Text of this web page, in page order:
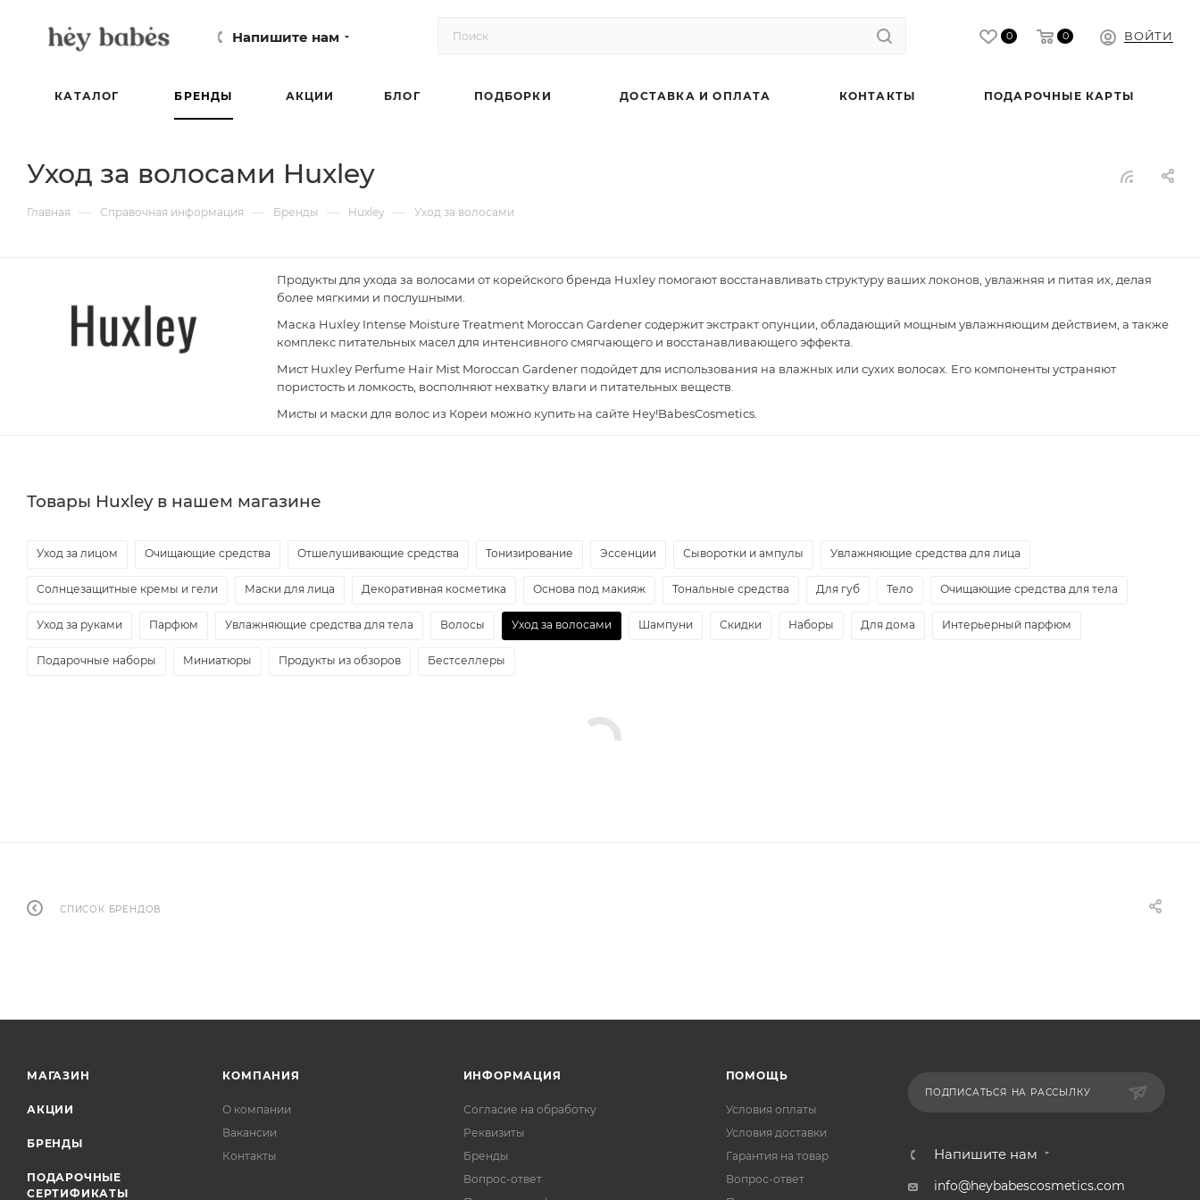
Напишите нам 0 0 ВОЙТИ
КАТАЛОГ БРЕНДЫ АКЦИИ БЛОГ ПОДБОРКИ ДОСТАВКА И ОПЛАТА КОНТАКТЫ ПОДАРОЧНЫЕ КАРТЫ
Уход за волосами Huxley
Главная — Справочная информация — Бренды — Huxley — Уход за волосами
Продукты для ухода за волосами от корейского бренда Huxley помогают восстанавливать структуру ваших локонов, увлажняя и питая их, делая
более мягкими и послушными.
Маска Huxley Intense Moisture Treatment Moroccan Gardener содержит экстракт опунции, обладающий мощным увлажняющим действием, а также
комплекс питательных масел для интенсивного смягчающего и восстанавливающего эффекта.
Мист Huxley Perfume Hair Mist Moroccan Gardener подойдет для использования на влажных или сухих волосах. Его компоненты устраняют
пористость и ломкость, восполняют нехватку влаги и питательных веществ.
Мисты и маски для волос из Кореи можно купить на сайте Hey!BabesCosmetics.
Товары Huxley в нашем магазине
Уход за лицом Очищающие средства Отшелушивающие средства Тонизирование Эссенции Сыворотки и ампулы Увлажняющие средства для лица
Солнцезащитные кремы и гели Маски для лица Декоративная косметика Основа под макияж Тональные средства Для губ Тело Очищающие средства для тела
Уход за руками Парфюм Увлажняющие средства для тела Волосы Уход за волосами Шампуни Скидки Наборы Для дома Интерьерный парфюм
Подарочные наборы Миниатюры Продукты из обзоров Бестселлеры
СПИСОК БРЕНДОВ
МАГАЗИН
АКЦИИ
БРЕНДЫ
ПОДАРОЧНЫЕ
СЕРТИФИКАТЫ
КОМПАНИЯ
О компании
Вакансии
Контакты
ИНФОРМАЦИЯ
Согласие на обработку
Реквизиты
Бренды
Вопрос-ответ
ПОМОЩЬ
Условия оплаты
Условия доставки
Гарантия на товар
Вопрос-ответ
ПОДПИСАТЬСЯ НА РАССЫЛКУ
Напишите нам
info@heybabescosmetics.com